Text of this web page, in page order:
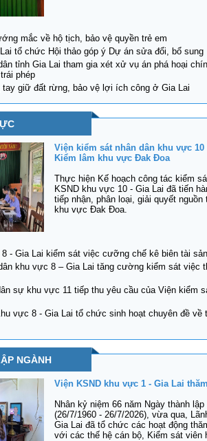
mắc về hộ tịch, bảo vệ quyền trẻ em
tổ chức Hội thảo góp ý Dự án sửa đổi, bổ
tỉnh Gia Lai tham gia xét xử vụ án phá hoại
phép
tay giữ đất rừng, bảo vệ lợi ích công ở Gia Lai
Viện kiểm sát nhân dân khu vực
Kiểm lâm khu vực Đak Đoa
Thực hiện Kế hoạch công tác kiểm
KSND khu vực 10 - Gia Lai đã tiến
tiếp nhận, phân loại, giải quyết
khu vực Đak Đoa.
- Gia Lai kiểm sát việc cưỡng chế kê biên tài
khu vực 8 – Gia Lai tăng cường kiểm sát việc
sự khu vực 11 tiếp thu yêu cầu của Viện kiểm
vực 8 - Gia Lai tổ chức sinh hoạt chuyên đề
NGÀNH
Viện KSND khu vực 1 - Gia Lai
Nhân kỷ niệm 66 năm Ngày thành
(26/7/1960 - 26/7/2026), vừa qua,
Gia Lai đã tổ chức các hoạt động
với các thế hệ cán bộ, Kiểm sát